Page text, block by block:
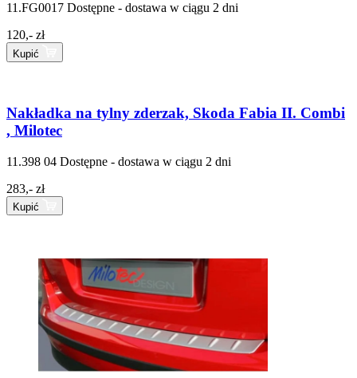
11.FG0017 Dostępne - dostawa w ciągu 2 dni
120,- zł
Kupić
Nakładka na tylny zderzak, Skoda Fabia II. Combi
, Milotec
11.398 04 Dostępne - dostawa w ciągu 2 dni
283,- zł
Kupić